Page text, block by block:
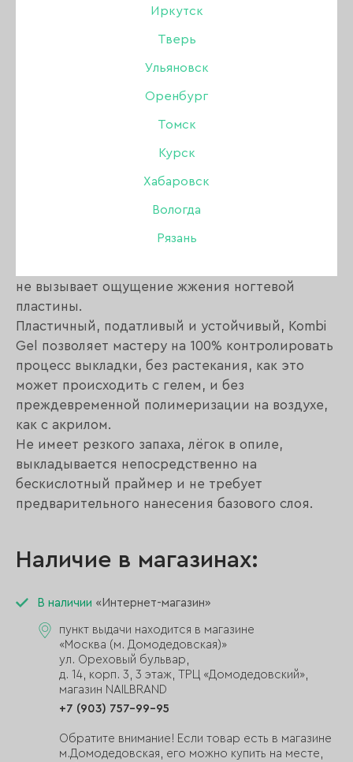
Иркутск
Тверь
Ульяновск
Оренбург
Томск
Курск
Хабаровск
Вологда
Рязань
Kombi Gel, материал объединяющий в себе
лучшие качества и характеристики двух
не вызывает ощущение жжения ногтевой
пластины.
Пластичный, податливый и устойчивый, Kombi
Gel позволяет мастеру на 100% контролировать
процесс выкладки, без растекания, как это
может происходить с гелем, и без
преждевременной полимеризации на воздухе,
как с акрилом.
Не имеет резкого запаха, лёгок в опиле,
выкладывается непосредственно на
бескислотный праймер и не требует
предварительного нанесения базового слоя.
Наличие в магазинах:
В наличии «Интернет-магазин»
пункт выдачи находится в магазине
«Москва (м. Домодедовская)»
ул. Ореховый бульвар,
д. 14, корп. 3, 3 этаж, ТРЦ «Домодедовский»,
магазин NAILBRAND
+7 (903) 757-99-95
Обратите внимание! Если товар есть в магазине
м.Домодедовская, его можно купить на месте,